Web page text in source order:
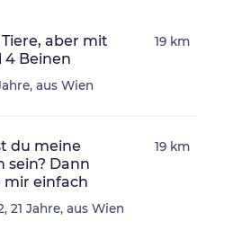
aber mit
4 Beinen
aus Wien
19 km
du meine
sein? Dann
mir einfach
21 Jahre, aus Wien
19 km